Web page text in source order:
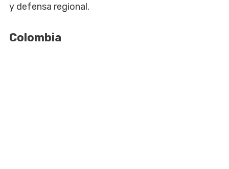
y defensa regional.
Colombia